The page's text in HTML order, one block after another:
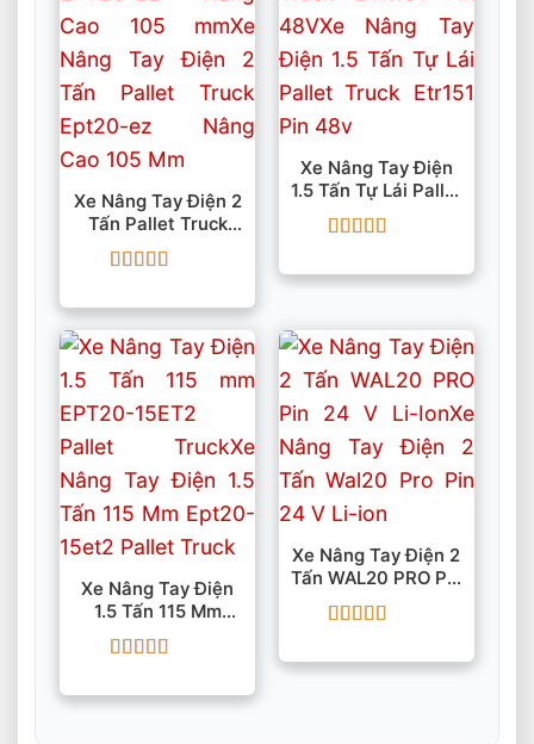
Xe Nâng Tay Điện 2
Tấn Pallet Truck
EPT20-EZ Nâng
Cao 105 Mm
hạng55 sao
Xe Nâng Tay Điện
1.5 Tấn Tự Lái Pallet
Truck ETR151 Pin
48V
hạng55 sao
Xe Nâng Tay Điện
1.5 Tấn 115 Mm
EPT20-15ET2
Pallet Truck
hạng55 sao
Xe Nâng Tay Điện 2
Tấn WAL20 PRO Pin
24 V Li-Ion
hạng55 sao